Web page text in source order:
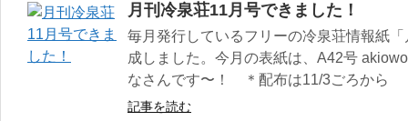
月刊冷泉荘11月号できました！
毎月発行しているフリーの冷泉荘情報紙
成しました。今月の表紙は、A42号
なさんです〜！ ＊配布は11/3ごろから
記事を読む